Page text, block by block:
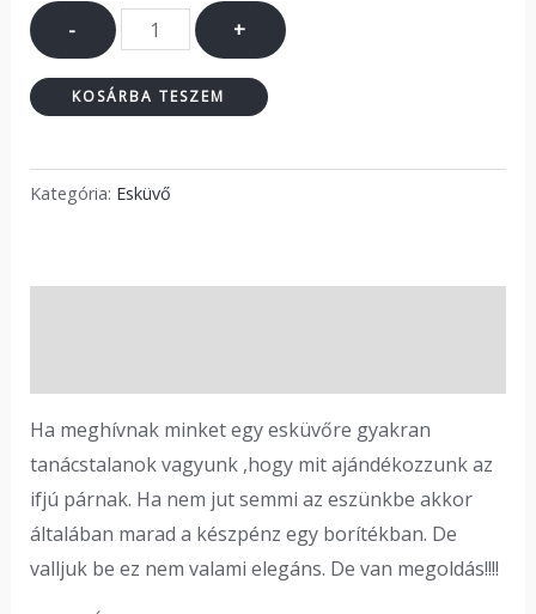
- +
KOSÁRBA TESZEM
Kategória: Esküvő
Ha meghívnak minket egy esküvőre gyakran
tanácstalanok vagyunk ,hogy mit ajándékozzunk az
ifjú párnak. Ha nem jut semmi az eszünkbe akkor
általában marad a készpénz egy borítékban. De
valljuk be ez nem valami elegáns. De van megoldás!!!!